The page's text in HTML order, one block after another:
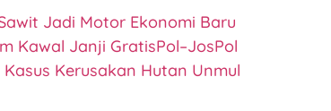
Jadi Motor Ekonomi Baru
Kawal Janji GratisPol–JosPol
Kerusakan Hutan Unmul